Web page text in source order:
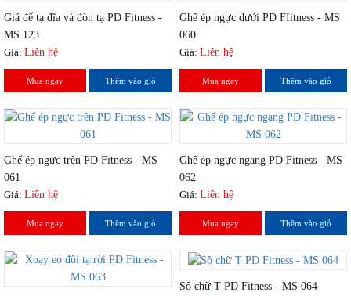
Giá để tạ đĩa và đòn tạ PD Fitness -
MS 123
Giá: Liên hệ
Mua ngay Thêm vào giỏ
Ghế ép ngực dưới PD FIitness - MS
060
Giá: Liên hệ
Mua ngay Thêm vào giỏ
Ghế ép ngực trên PD Fitness - MS
061
Giá: Liên hệ
Mua ngay Thêm vào giỏ
Ghế ép ngực ngang PD Fitness - MS
062
Giá: Liên hệ
Mua ngay Thêm vào giỏ
Sô chữ T PD Fitness - MS 064